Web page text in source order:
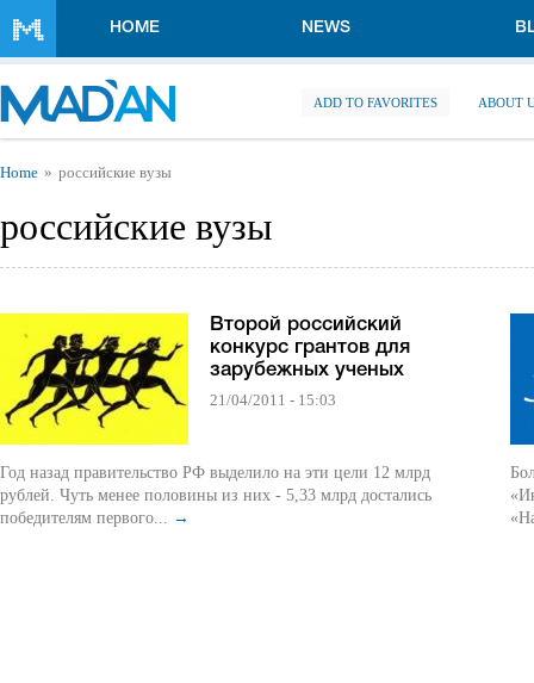
HOME NEWS
ADD TO FAVORITES ABOUT
You are here
Home российские вузы
российские вузы
Второй российский
конкурс грантов для
зарубежных ученых
21/04/2011 - 15:03
Год назад правительство РФ выделило на эти цели 12 млрд
рублей. Чуть менее половины из них - 5,33 млрд достались
победителям первого... →